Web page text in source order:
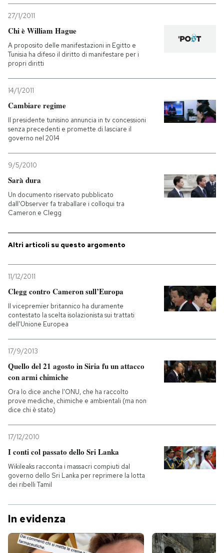
27/1/2011
Chi è William Hague
A proposito delle manifestazioni in Egitto e
Tunisia ha difeso il diritto di manifestare per i
propri diritti
14/1/2011
Cambiare regime
Il presidente tunisino annuncia in tv concessioni
senza precedenti e promette di lasciare il
governo nel 2014
9/5/2010
Sarà dura
Un documento riservato pubblicato
dall'Observer fa traballare i colloqui tra
Cameron e Clegg
Altri articoli su questo argomento
11/12/2011
Clegg contro Cameron sull’Europa
Il vicepremier britannico ha duramente
contestato la scelta isolazionista sui trattati
dell'Unione Europea
17/9/2013
Quello del 21 agosto in Siria fu un attacco
con armi chimiche
Ora lo dice anche l'ONU, che ha raccolto
prove mediche, chimiche e ambientali (ma non
dice chi è stato)
17/12/2010
I conti col passato dello Sri Lanka
Wikileaks racconta i massacri compiuti dal
governo dello Sri Lanka per reprimere la lotta
dei ribelli Tamil
In evidenza